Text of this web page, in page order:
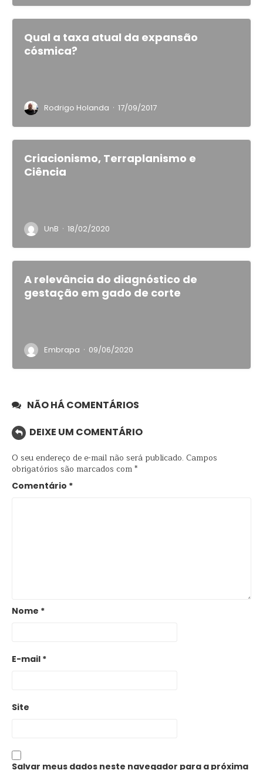
Qual a taxa atual da expansão
cósmica?
Rodrigo Holanda · 17/09/2017
Criacionismo, Terraplanismo e
Ciência
UnB · 18/02/2020
A relevância do diagnóstico de
gestação em gado de corte
Embrapa · 09/06/2020
NÃO HÁ COMENTÁRIOS
DEIXE UM COMENTÁRIO
O seu endereço de e-mail não será publicado. Campos
obrigatórios são marcados com*
Comentário *
Nome *
E-mail *
Site
Salvar meus dados neste navegador para a próxima